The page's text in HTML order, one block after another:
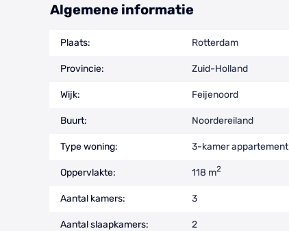
Algemene informatie
Plaats: Rotterdam
Provincie: Zuid-Holland
Wijk: Feijenoord
Buurt: Noordereiland
Type woning: 3-kamer appartement
Oppervlakte: 118 m2
Aantal kamers: 3
Aantal slaapkamers: 2